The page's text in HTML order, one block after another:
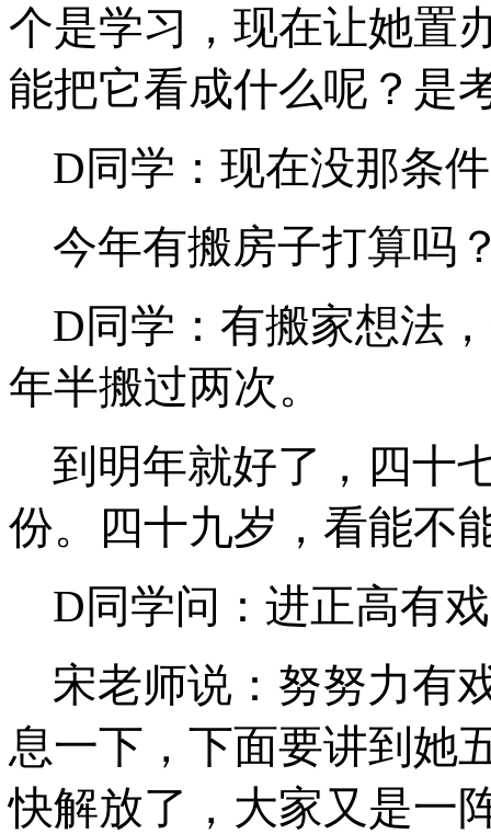
个是学习，现在让她置
能把它看成什么呢？是
D同学：现在没那条
今年有搬房子打算吗
D同学：有搬家想法
年半搬过两次。
到明年就好了，四十
份。四十九岁，看能不
D同学问：进正高有
宋老师说：努努力有
息一下，下面要讲到她
快解放了，大家又是一